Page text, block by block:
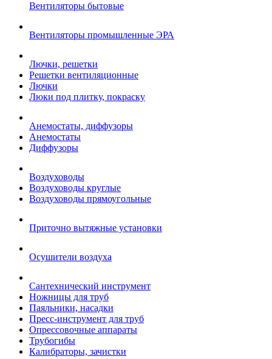
Вентиляторы бытовые
Вентиляторы промышленные ЭРА
Лючки, решетки
Решетки вентиляционные
Лючки
Люки под плитку, покраску
Анемостаты, диффузоры
Анемостаты
Диффузоры
Воздуховоды
Воздуховоды круглые
Воздуховоды прямоугольные
Приточно вытяжные установки
Осушители воздуха
Сантехнический инструмент
Ножницы для труб
Паяльники, насадки
Пресс-инструмент для труб
Опрессовочные аппараты
Трубогибы
Калибраторы, зачистки